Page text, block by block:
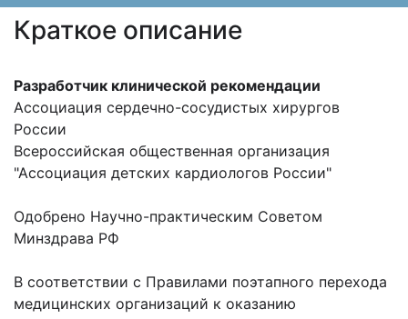
Краткое описание
Разработчик клинической рекомендации
Ассоциация сердечно-сосудистых хирургов
России
Всероссийская общественная организация
"Ассоциация детских кардиологов России"
Одобрено Научно-практическим Советом
Минздрава РФ
В соответствии с Правилами поэтапного перехода
медицинских организаций к оказанию